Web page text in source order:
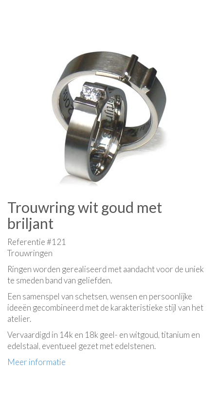
Trouwring wit goud met
briljant
Referentie #121
Trouwringen
Ringen worden gerealiseerd met aandacht voor de uniek
te smeden band van geliefden.
Een samenspel van schetsen, wensen en persoonlijke
ideeën gecombineerd met de karakteristieke stijl van het
atelier.
Vervaardigd in 14k en 18k geel- en witgoud, titanium en
edelstaal, eventueel gezet met edelstenen.
Meer informatie